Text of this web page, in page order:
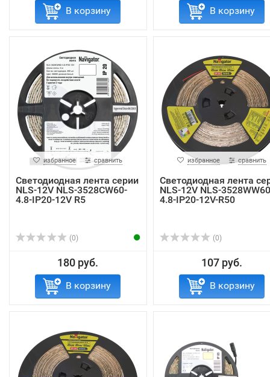
В корзину В корзину
избранное сравнить
Светодиодная лента серии
NLS-12V NLS-3528СW60-
4.8-IP20-12V R5
(0)
180 руб.
В корзину
избранное сравнить
Светодиодная лента
NLS-12V NLS-
4.8-IP20-12V-R50
(0)
107 руб.
В корзину